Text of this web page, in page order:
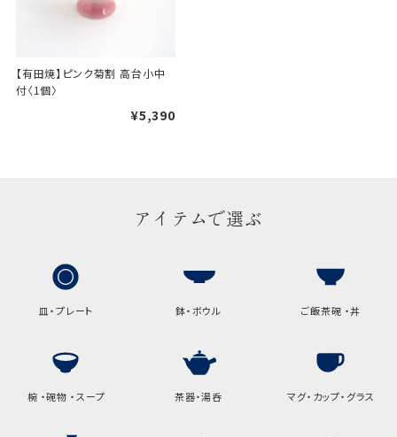
【有田焼】ピンク菊割 高台小中
付〈1個〉
¥5,390
アイテムで選ぶ
皿・プレート 鉢・ボウル ご飯茶碗 ・丼
椀 ・碗物 ・スープ 茶器・湯呑 マグ・カップ・グラス